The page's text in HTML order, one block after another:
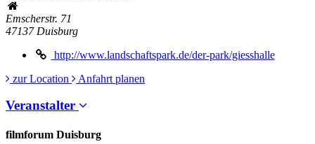
Emscherstr. 71
47137 Duisburg
http://www.landschaftspark.de/der-park/giesshalle
zur Location
Anfahrt planen
Veranstalter
filmforum Duisburg